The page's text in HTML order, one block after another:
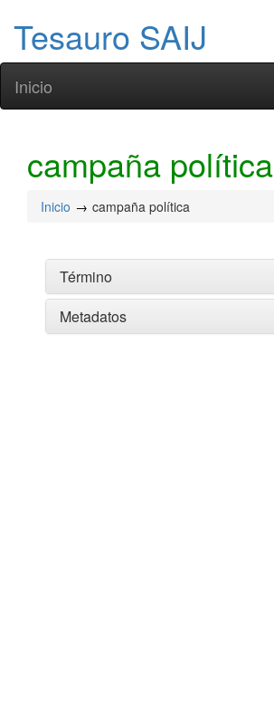
Tesauro SAIJ
Inicio
campaña política
Inicio campaña política
Término
Metadatos